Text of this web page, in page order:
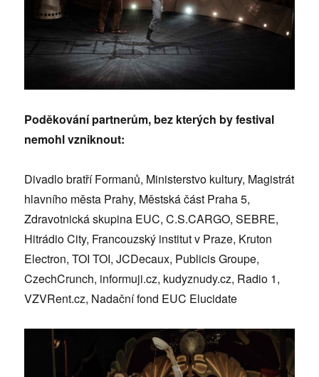
Poděkování partnerům, bez kterých by festival
nemohl vzniknout:
Divadlo bratří Formanů, Ministerstvo kultury, Magistrát
hlavního města Prahy, Městská část Praha 5,
Zdravotnická skupina EUC, C.S.CARGO, SEBRE,
Hitrádio City, Francouzský institut v Praze, Kruton
Electron, TOI TOI, JCDecaux, Publicis Groupe,
CzechCrunch, informuji.cz, kudyznudy.cz, Radio 1,
VZVRent.cz, Nadační fond EUC Elucidate